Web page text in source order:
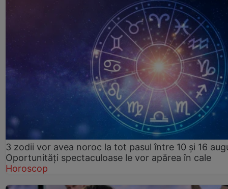
3 zodii vor avea noroc la tot pasul între 10 și 16
Oportunități spectaculoase le vor apărea în cale
Horoscop